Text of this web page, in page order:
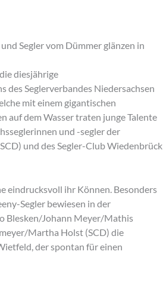
Segler vom Dümmer glänzen in
diesjährige
des Seglerverbandes Niedersachsen
mit einem gigantischen
auf dem Wasser traten junge Talente
und -segler der
und des Segler-Club Wiedenbrück
eindrucksvoll ihr Können. Besonders
Segler bewiesen in der
Blesken/Johann Meyer/Mathis
Martha Holst (SCD) die
der spontan für einen